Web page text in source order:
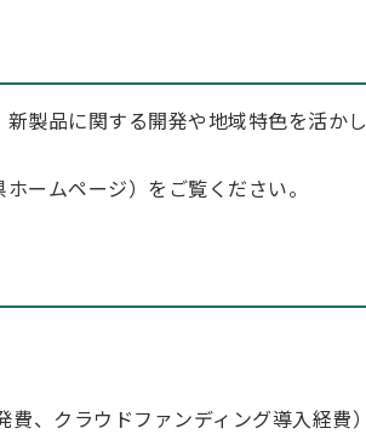
製品に関する開発や地域特色を活かし
ームページ）をご覧ください。
、クラウドファンディング導入経費）